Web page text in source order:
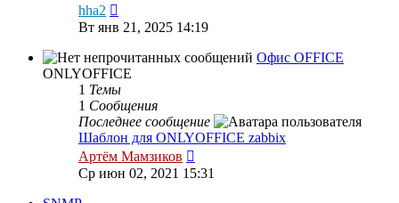
hha2
к
последнему
сообщению
Вт янв 21, 2025 14:19
Офис OFFICE
ONLYOFFICE
1 Темы
1 Сообщения
Последнее сообщение
Шаблон для ONLYOFFICE zabbix
Артём Мамзиков
к
Ср июн 02, 2021 15:31